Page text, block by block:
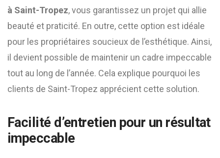
à Saint-Tropez, vous garantissez un projet qui allie
beauté et praticité. En outre, cette option est idéale
pour les propriétaires soucieux de l’esthétique. Ainsi,
il devient possible de maintenir un cadre impeccable
tout au long de l’année. Cela explique pourquoi les
clients de Saint-Tropez apprécient cette solution.
Facilité d’entretien pour un résultat
impeccable